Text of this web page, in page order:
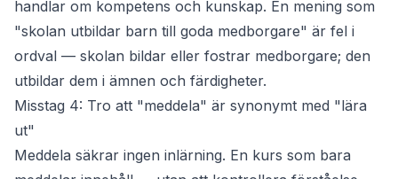
handlar om kompetens och kunskap. En mening som
"skolan utbildar barn till goda medborgare" är fel i
ordval — skolan bildar eller fostrar medborgare; den
utbildar dem i ämnen och färdigheter.
Misstag 4: Tro att "meddela" är synonymt med "lära
ut"
Meddela säkrar ingen inlärning. En kurs som bara